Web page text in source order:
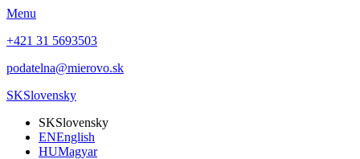
Menu
+421 31 5693503
podatelna@mierovo.sk
SKSlovensky
SKSlovensky
ENEnglish
HUMagyar